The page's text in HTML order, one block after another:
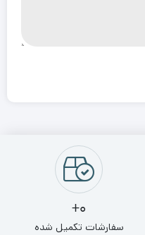
0+
سفارشات تکمیل شده